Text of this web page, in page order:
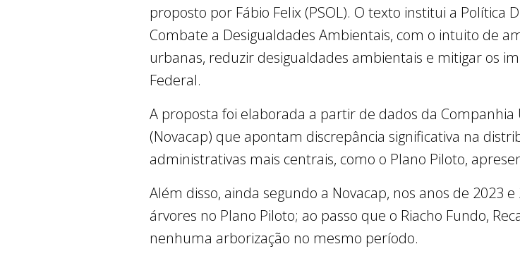
proposto por Fábio Felix (PSOL). O texto institui a Política
Combate a Desigualdades Ambientais, com o intuito de
urbanas, reduzir desigualdades ambientais e mitigar os
Federal.
A proposta foi elaborada a partir de dados da
(Novacap) que apontam discrepância significativa na
administrativas mais centrais, como o Plano Piloto,
Além disso, ainda segundo a Novacap, nos anos de 2023
árvores no Plano Piloto; ao passo que o Riacho Fundo,
nenhuma arborização no mesmo período.